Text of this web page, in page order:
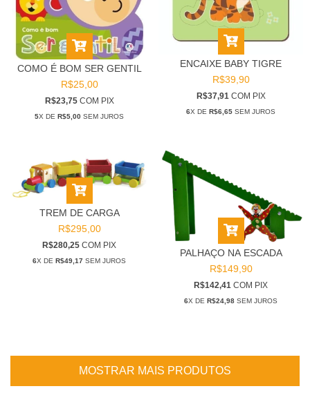
COMO É BOM SER GENTIL
R$25,00
R$23,75 COM PIX
5X DE R$5,00 SEM JUROS
ENCAIXE BABY TIGRE
R$39,90
R$37,91 COM PIX
6X DE R$6,65 SEM JUROS
TREM DE CARGA
R$295,00
R$280,25 COM PIX
6X DE R$49,17 SEM JUROS
PALHAÇO NA ESCADA
R$149,90
R$142,41 COM PIX
6X DE R$24,98 SEM JUROS
MOSTRAR MAIS PRODUTOS